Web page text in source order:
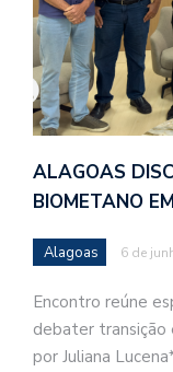
ALAGOAS
BIOMETANO
Alagoas 6 de
Encontro reúne
debater
por Juliana